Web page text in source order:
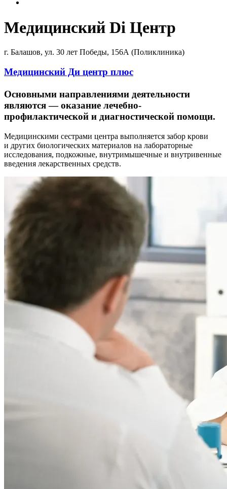
Медицинский Di Центр
г. Балашов, ул. 30 лет Победы, 156А (Поликлиника)
Медицинский Ди центр плюс
Основными направлениями деятельности
являются — оказание лечебно-
профилактической и диагностической помощи.
Медицинскими сестрами центра выполняется забор крови
и других биологических материалов на лабораторные
исследования, подкожные, внутримышечные и внутривенные
введения лекарственных средств.